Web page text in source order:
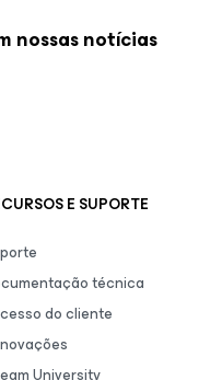
nossas notícias
E SUPORTE
técnica
do cliente